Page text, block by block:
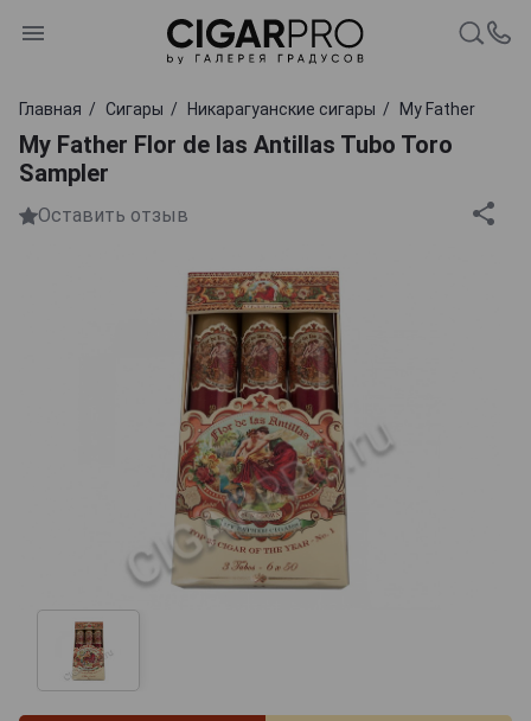
Главная Сигары Никарагуанские сигары My Father
My Father Flor de las Antillas Tubo Toro
Sampler
Оставить отзыв